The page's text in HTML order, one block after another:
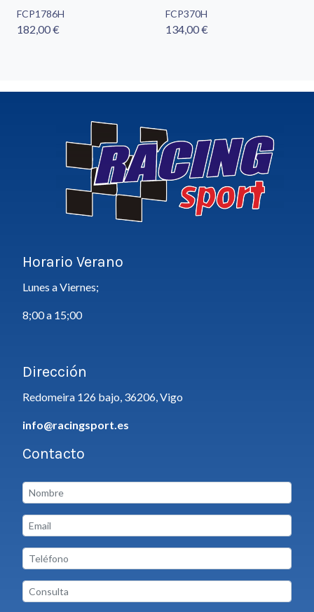
FCP1786H
182,00 €
FCP370H
134,00 €
Horario Verano
Lunes a Viernes;
8;00 a 15;00
Dirección
Redomeira 126 bajo, 36206, Vigo
info@racingsport.es
Contacto